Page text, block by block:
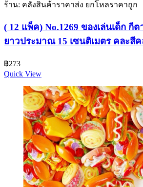
ร้าน: คลังสินค้าราคาส่ง ยกโหลราคาถูก
( 12 แพ็ค) No.1269 ของเล่นเด็ก กี
ยาวประมาณ 15 เซนติเมตร คละสี
฿273
Quick View